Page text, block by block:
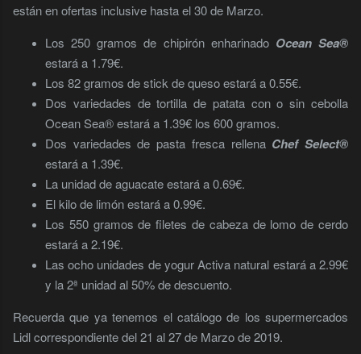
están en ofertas inclusive hasta el 30 de Marzo.
Los 250 gramos de chipirón enharinado Ocean Sea®
estará a 1.79€.
Los 82 gramos de stick de queso estará a 0.55€.
Dos variedades de tortilla de patata con o sin cebolla
Ocean Sea® estará a 1.39€ los 600 gramos.
Dos variedades de pasta fresca rellena Chef Select®
estará a 1.39€.
La unidad de aguacate estará a 0.69€.
El kilo de limón estará a 0.99€.
Los 550 gramos de filetes de cabeza de lomo de cerdo
estará a 2.19€.
Las ocho unidades de yogur Activa natural estará a 2.99€
y la 2ª unidad al 50% de descuento.
Recuerda que ya tenemos el catálogo de los supermercados
Lidl correspondiente del 21 al 27 de Marzo de 2019.